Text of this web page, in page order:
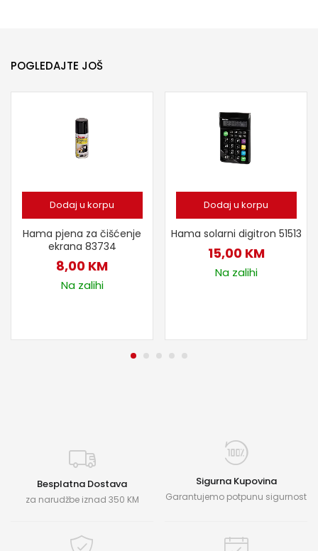
POGLEDAJTE JOŠ
Dodaj u korpu
Hama pjena za čišćenje
ekrana 83734
8,00 KM
Na zalihi
Dodaj u korpu
Hama solarni digitron 51513
15,00 KM
Na zalihi
Besplatna Dostava
za narudžbe iznad 350 KM
Sigurna Kupovina
Garantujemo potpunu sigurnost